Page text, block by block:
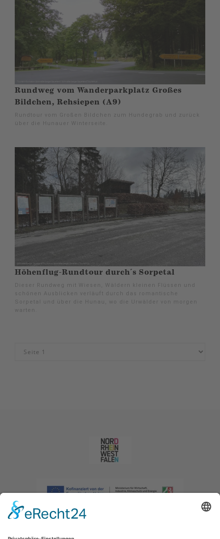
Rundweg vom Wanderparkplatz Großes
Bildchen, Rehsiepen (A9)
Rundtour vom Großen Bildchen zum Hundegrab und zurück
über die Hunauer Winterseite.
Höhenflug-Rundtour durch´s Sorpetal
Dieser Rundweg mit Wiesen, Wäldern kleinen Flüssen und
schönen Ausblicken verläuft durch das romantische
Sorpetal und über die Hunau, wo die Urwälder von morgen
warten.